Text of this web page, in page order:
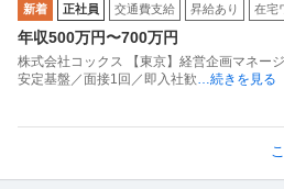
新着 正社員 交通費支給 昇給あり 在宅
年収500万円〜700万円
株式会社コックス 【東京】経営企画マネー
安定基盤／面接1回／即入社歓 …続きを見る